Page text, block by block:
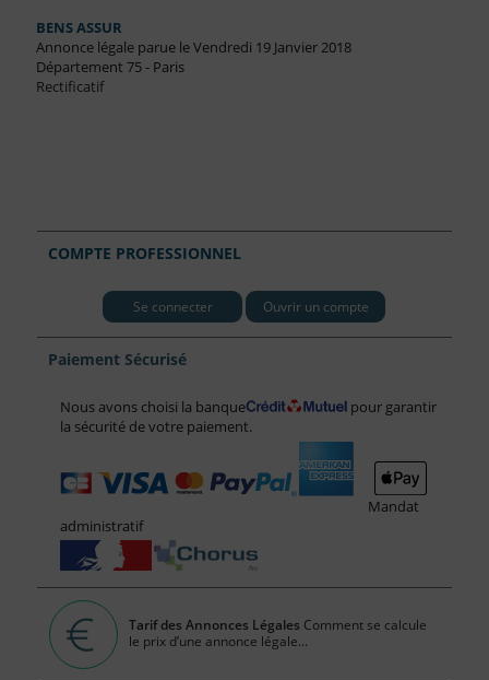
BENS ASSUR
Annonce légale parue le Vendredi 19 Janvier 2018
Département 75 - Paris
Rectificatif
COMPTE PROFESSIONNEL
Se connecter Ouvrir un compte
Paiement Sécurisé
Nous avons choisi la banque
pour garantir
la sécurité de votre paiement.
Mandat
administratif
Tarif des Annonces Légales Comment se calcule
le prix d’une annonce légale...